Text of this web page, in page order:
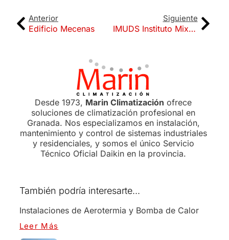
Anterior
Edificio Mecenas
Siguiente
IMUDS Instituto Mixto Deporte y Salud UGR
Desde 1973, Marin Climatización ofrece
soluciones de climatización profesional en
Granada. Nos especializamos en instalación,
mantenimiento y control de sistemas industriales
y residenciales, y somos el único Servicio
Técnico Oficial Daikin en la provincia.
También podría interesarte...
Instalaciones de Aerotermia y Bomba de Calor
Leer Más